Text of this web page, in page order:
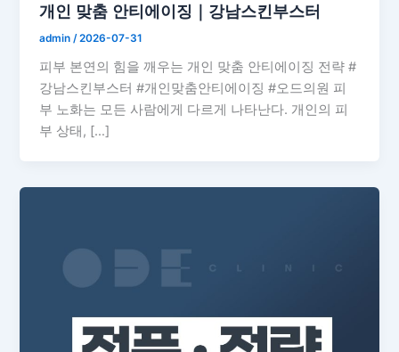
개인 맞춤 안티에이징｜강남스킨부스터
admin /2026-07-31
피부 본연의 힘을 깨우는 개인 맞춤 안티에이징 전략 #
강남스킨부스터 #개인맞춤안티에이징 #오드의원 피
부 노화는 모든 사람에게 다르게 나타난다. 개인의 피
부 상태, […]